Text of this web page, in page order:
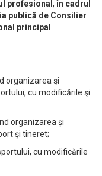
profesional ,în cadrul
publică de Consilier
principal
organizarea şi
cu modificările şi
organizarea și
și tineret;
cu modificările